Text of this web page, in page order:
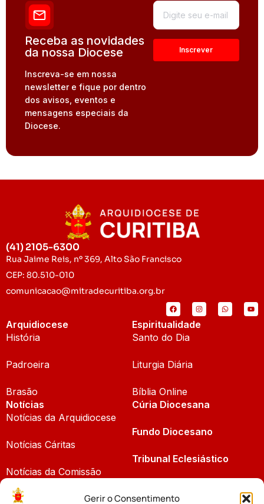
Gerir o Consentimento
Receba as novidades
da nossa Diocese
Inscreva-se em nossa
newsletter e fique por dentro
dos avisos, eventos e
mensagens especiais da
Diocese.
(41) 2105-6300
Rua Jaime Reis, nº 369, Alto São Francisco
CEP: 80.510-010
comunicacao@mitradecuritiba.org.br
Arquidiocese
História
Padroeira
Brasão
Espiritualidade
Santo do Dia
Liturgia Diária
Bíblia Online
Notícias
Notícias da Arquidiocese
Notícias Cáritas
Notícias da Comissão
Palavra dos Bispos
Cúria Diocesana
Fundo Diocesano
Tribunal Eclesiástico